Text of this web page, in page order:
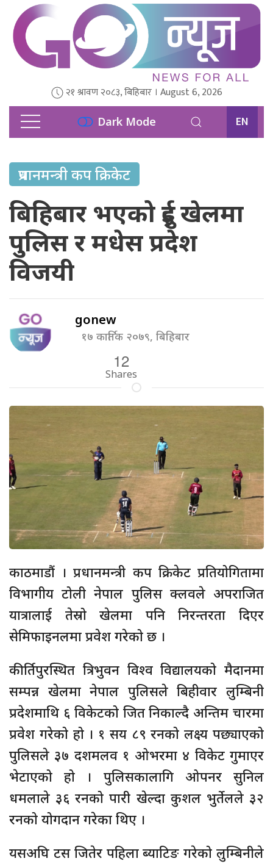
२१ श्रावण २०८३, बिहिबार । August 6, 2026
Dark Mode EN
प्रधानमन्त्री कप क्रिकेट
बिहिबार भएको दुई खेलमा
पुलिस र मधेस प्रदेश
विजयी
gonew
१७ कार्तिक २०७९, बिहिबार
12
Shares
काठमाडौं । प्रधानमन्त्री कप क्रिकेट प्रतियोगितामा
विभागीय टोली नेपाल पुलिस क्लवले अपराजित
यात्रालाई तेस्रो खेलमा पनि निरन्तरता दिएर
सेमिफाइनलमा प्रवेश गरेको छ ।
कीर्तिपुरस्थित त्रिभुवन विश्व विद्यालयको मैदानमा
सम्पन्न खेलमा नेपाल पुलिसले बिहीवार लुम्बिनी
प्रदेशमाथि ६ विकेटको जित निकाल्दै अन्तिम चारमा
प्रवेश गरेको हो । १ सय ८९ रनको लक्ष्य पछ्याएको
पुलिसले ३७ दशमलव १ ओभरमा ४ विकेट गुमाएर
भेटाएको हो । पुलिसकालागि ओपनर सुनिल
धमलाले ३६ रनको पारी खेल्दा कुशल भुर्तेलले ३२
रनको योगदान गरेका थिए ।
यसअघि टस जितेर पहिला ब्याटिङ गरेको लुम्बिनीले